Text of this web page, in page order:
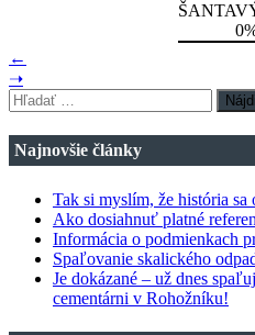
←
➝
Hľadať:
Najnovšie články
Tak si myslím, že história sa
Ako dosiahnuť platné
Informácia o podmienkach
Spaľovanie skalického
Je dokázané – už dnes
cementárni v Rohožníku!